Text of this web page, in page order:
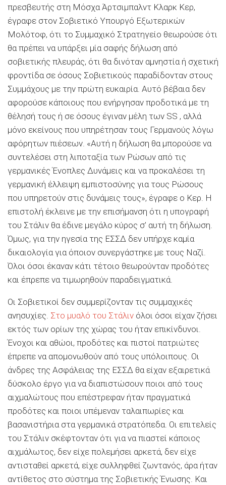
πρεσβευτής στη Μόσχα Άρτσιμπαλντ Κλαρκ Κερ,
έγραφε στον Σοβιετικό Υπουργό Εξωτερικών
Μολότοφ, ότι το Συμμαχικό Στρατηγείο θεωρούσε ότι
θα πρέπει να υπάρξει μία σαφής δήλωση από
σοβιετικής πλευράς, ότι θα δινόταν αμνηστία ή σχετική
φροντίδα σε όσους Σοβιετικούς παραδίδονταν στους
Συμμάχους με την πρώτη ευκαιρία. Αυτό βέβαια δεν
αφορούσε κάποιους που ενήργησαν προδοτικά με τη
θέλησή τους ή σε όσους έγιναν μέλη των SS , αλλά
μόνο εκείνους που υπηρέτησαν τους Γερμανούς λόγω
αφόρητων πιέσεων. «Αυτή η δήλωση θα μπορούσε να
συντελέσει στη λιποταξία των Ρώσων από τις
γερμανικές Ένοπλες Δυνάμεις και να προκαλέσει τη
γερμανική έλλειψη εμπιστοσύνης για τους Ρώσους
που υπηρετούν στις δυνάμεις τους», έγραφε ο Κερ. Η
επιστολή έκλεινε με την επισήμανση ότι η υπογραφή
του Στάλιν θα έδινε μεγάλο κύρος σ’ αυτή τη δήλωση.
Όμως, για την ηγεσία της ΕΣΣΔ δεν υπήρχε καμία
δικαιολογία για όποιον συνεργάστηκε με τους Ναζί.
Όλοι όσοι έκαναν κάτι τέτοιο θεωρούνταν προδότες
και έπρεπε να τιμωρηθούν παραδειγματικά.
Οι Σοβιετικοί δεν συμμερίζονταν τις συμμαχικές
ανησυχίες. Στο μυαλό του Στάλιν όλοι όσοι είχαν ζήσει
εκτός των ορίων της χώρας του ήταν επικίνδυνοι.
Ένοχοι και αθώοι, προδότες και πιστοί πατριώτες
έπρεπε να απομονωθούν από τους υπόλοιπους. Οι
άνδρες της Ασφάλειας της ΕΣΣΔ θα είχαν εξαιρετικά
δύσκολο έργο για να διαπιστώσουν ποιοι από τους
αιχμαλώτους που επέστρεφαν ήταν πραγματικά
προδότες και ποιοι υπέμεναν ταλαιπωρίες και
βασανιστήρια στα γερμανικά στρατόπεδα. Οι επιτελείς
του Στάλιν σκέφτονταν ότι για να πιαστεί κάποιος
αιχμάλωτος, δεν είχε πολεμήσει αρκετά, δεν είχε
αντισταθεί αρκετά, είχε συλληφθεί ζωντανός, άρα ήταν
αντίθετος στο σύστημα της Σοβιετικής Ένωσης. Και